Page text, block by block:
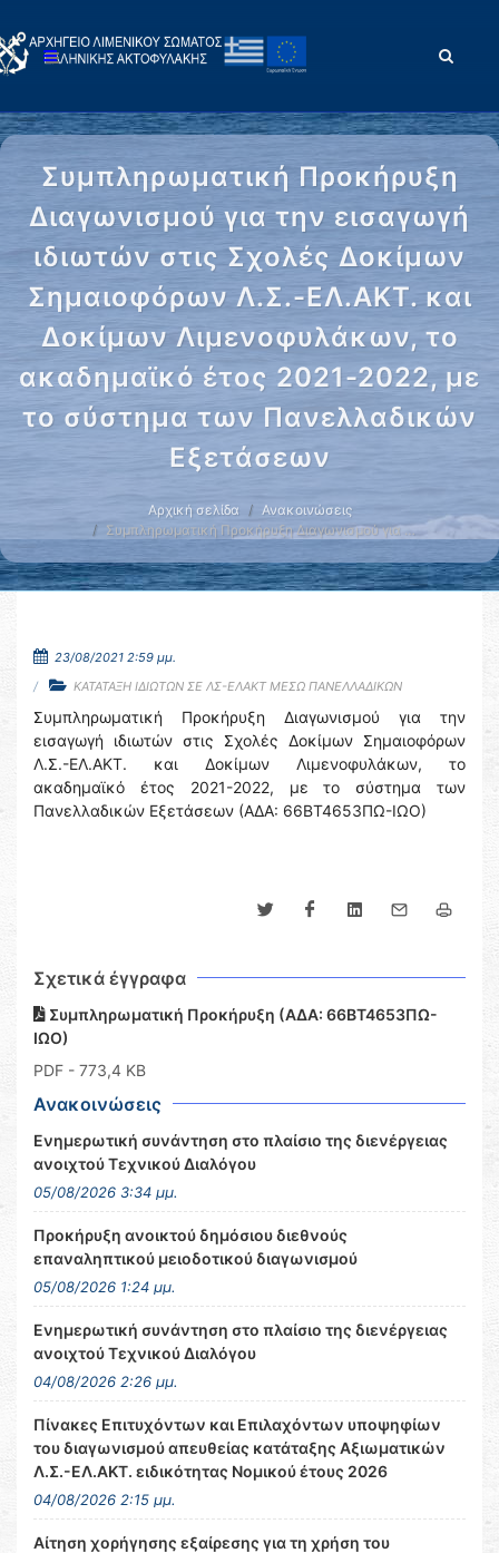
Συμπληρωματική Προκήρυξη
Διαγωνισμού για την εισαγωγή
ιδιωτών στις Σχολές Δοκίμων
Σημαιοφόρων Λ.Σ.-ΕΛ.ΑΚΤ. και
Δοκίμων Λιμενοφυλάκων, το
ακαδημαϊκό έτος 2021-2022, με
το σύστημα των Πανελλαδικών
Εξετάσεων
Αρχική σελίδα
Ανακοινώσεις
Συμπληρωματική Προκήρυξη Διαγωνισμού για …
23/08/2021 2:59 μμ.
ΚΑΤΑΤΑΞΗ ΙΔΙΩΤΩΝ ΣΕ ΛΣ-ΕΛΑΚΤ ΜΕΣΩ ΠΑΝΕΛΛΑΔΙΚΩΝ
Συμπληρωματική Προκήρυξη Διαγωνισμού για την
εισαγωγή ιδιωτών στις Σχολές Δοκίμων Σημαιοφόρων
Λ.Σ.-ΕΛ.ΑΚΤ. και Δοκίμων Λιμενοφυλάκων, το
ακαδημαϊκό έτος 2021-2022, με το σύστημα των
Πανελλαδικών Εξετάσεων (ΑΔΑ: 66ΒΤ4653ΠΩ-ΙΩΟ)
Σχετικά έγγραφα
Συμπληρωματική Προκήρυξη (ΑΔΑ: 66ΒΤ4653ΠΩ-
ΙΩΟ)
PDF - 773,4 KB
Ανακοινώσεις
Ενημερωτική συνάντηση στο πλαίσιο της διενέργειας
ανοιχτού Τεχνικού Διαλόγου
05/08/2026 3:34 μμ.
Προκήρυξη ανοικτού δημόσιου διεθνούς
επαναληπτικού μειοδοτικού διαγωνισμού
05/08/2026 1:24 μμ.
Ενημερωτική συνάντηση στο πλαίσιο της διενέργειας
ανοιχτού Τεχνικού Διαλόγου
04/08/2026 2:26 μμ.
Πίνακες Επιτυχόντων και Επιλαχόντων υποψηφίων
του διαγωνισμού απευθείας κατάταξης Αξιωματικών
Λ.Σ.-ΕΛ.ΑΚΤ. ειδικότητας Νομικού έτους 2026
04/08/2026 2:15 μμ.
Αίτηση χορήγησης εξαίρεσης για τη χρήση του